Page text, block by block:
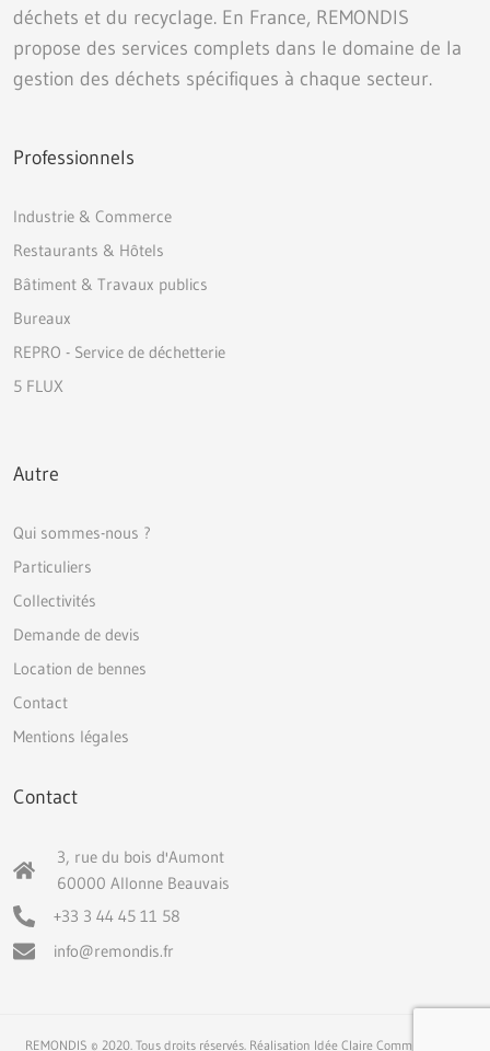
déchets et du recyclage. En France, REMONDIS
propose des services complets dans le domaine de la
gestion des déchets spécifiques à chaque secteur.
Professionnels
Industrie & Commerce
Restaurants & Hôtels
Bâtiment & Travaux publics
Bureaux
REPRO - Service de déchetterie
5 FLUX
Autre
Qui sommes-nous ?
Particuliers
Collectivités
Demande de devis
Location de bennes
Contact
Mentions légales
Contact
3, rue du bois d'Aumont
60000 Allonne Beauvais
+33 3 44 45 11 58
info@remondis.fr
REMONDIS © 2020. Tous droits réservés. Réalisation Idée Claire Communication